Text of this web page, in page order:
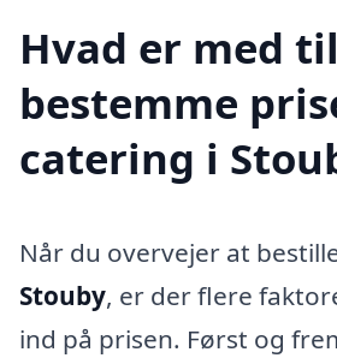
Hvad er med
bestemme
catering i
Når du overvejer at
Stouby, er der flere
ind på prisen. Først og